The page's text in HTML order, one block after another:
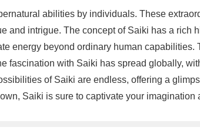
abilities by individuals. These
intrigue. The concept of Saiki has a rich
energy beyond ordinary human capabilities.
fascination with Saiki has spread globally,
of Saiki are endless, offering a
Saiki is sure to captivate your